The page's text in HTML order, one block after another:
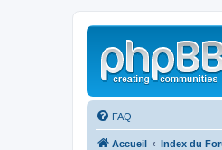
FAQ
Accueil Index du